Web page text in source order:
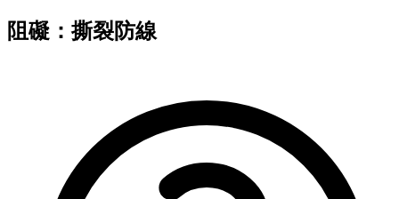
阻礙：撕裂防線